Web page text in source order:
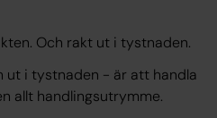
Och rakt ut i tystnaden.
ut i tystnaden - är att handla
allt handlingsutrymme.